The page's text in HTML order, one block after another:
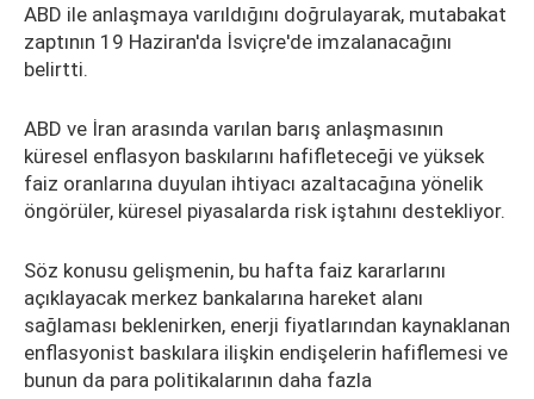
ABD ile anlaşmaya varıldığını doğrulayarak, mutabakat
zaptının 19 Haziran'da İsviçre'de imzalanacağını
belirtti.
ABD ve İran arasında varılan barış anlaşmasının
küresel enflasyon baskılarını hafifleteceği ve yüksek
faiz oranlarına duyulan ihtiyacı azaltacağına yönelik
öngörüler, küresel piyasalarda risk iştahını destekliyor.
Söz konusu gelişmenin, bu hafta faiz kararlarını
açıklayacak merkez bankalarına hareket alanı
sağlaması beklenirken, enerji fiyatlarından kaynaklanan
enflasyonist baskılara ilişkin endişelerin hafiflemesi ve
bunun da para politikalarının daha fazla